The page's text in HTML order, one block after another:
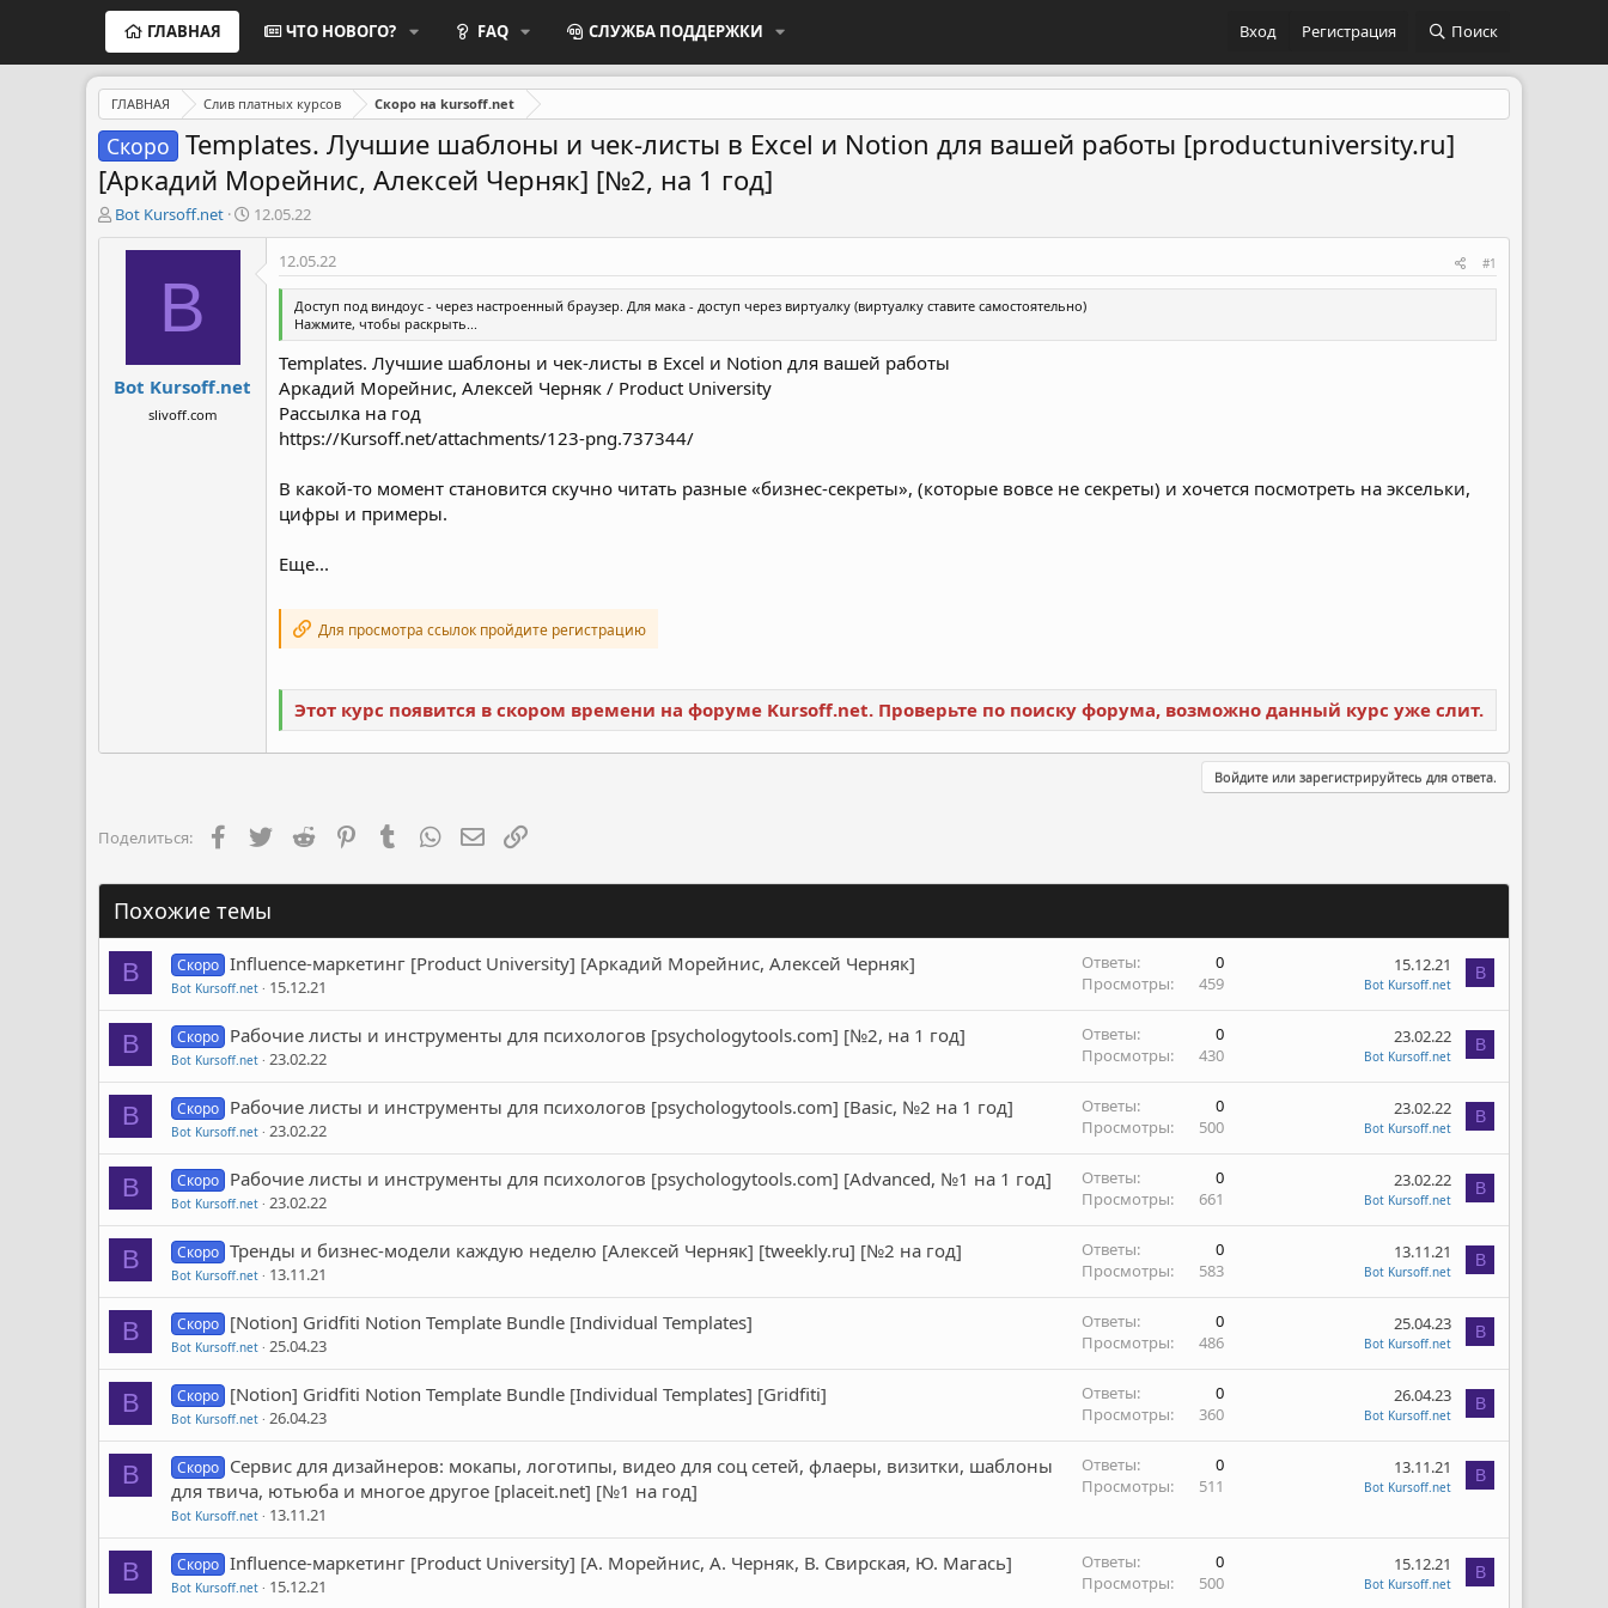
ГЛАВНАЯ ЧТО НОВОГО? FAQ СЛУЖБА ПОДДЕРЖКИ Вход Регистрация Поиск
ГЛАВНАЯ Слив платных курсов Скоро на kursoff.net
Скоро Templates. Лучшие шаблоны и чек-листы в Excel и Notion для вашей работы [productuniversity.ru]
[Аркадий Морейнис, Алексей Черняк] [№2, на 1 год]
А
в
ы
Bot Kursoff.net
Д
а
а
12.05.22
B
Bot Kursoff.net
slivoff.com
12.05.22 #1
Доступ под виндоус - через настроенный браузер. Для мака - доступ через виртуалку (виртуалку ставите самостоятельно)
Нажмите, чтобы раскрыть...
Templates. Лучшие шаблоны и чек-листы в Excel и Notion для вашей работы
Аркадий Морейнис, Алексей Черняк / Product University
Рассылка на год
https://Kursoff.net/attachments/123-png.737344/
В какой-то момент становится скучно читать разные «бизнес-секреты», (которые вовсе не секреты) и хочется посмотреть на эксельки,
цифры и примеры.
Еще...
Для просмотра ссылок пройдите регистрацию
Этот курс появится в скором времени на форуме Kursoff.net. Проверьте по поиску форума, возможно данный курс уже слит.
Войдите или зарегистрируйтесь для ответа.
Поделиться: FacebookTwitter Reddit PinterestTumblr WhatsAppЭлектронная почта
Похожие темы
B Скоро Influence-маркетинг [Product University] [Аркадий Морейнис, Алексей Черняк]
Bot Kursoff.net 15.12.21
Ответы
0
Просмотры
459
15.12.21
Bot Kursoff.net
B
B Скоро Рабочие листы и инструменты для психологов [psychologytools.com] [№2, на 1 год]
Bot Kursoff.net 23.02.22
Ответы
0
Просмотры
430
23.02.22
Bot Kursoff.net
B
B Скоро Рабочие листы и инструменты для психологов [psychologytools.com] [Basic, №2 на 1 год]
Bot Kursoff.net 23.02.22
Ответы
0
Просмотры
500
23.02.22
Bot Kursoff.net
B
B Скоро Рабочие листы и инструменты для психологов [psychologytools.com] [Advanced, №1 на 1 год]
Bot Kursoff.net 23.02.22
Ответы
0
Просмотры
661
23.02.22
Bot Kursoff.net
B
B Скоро Тренды и бизнес-модели каждую неделю [Алексей Черняк] [tweekly.ru] [№2 на год]
Bot Kursoff.net 13.11.21
Ответы
0
Просмотры
583
13.11.21
Bot Kursoff.net
B
B Скоро [Notion] Gridfiti Notion Template Bundle [Individual Templates]
Bot Kursoff.net 25.04.23
Ответы
0
Просмотры
486
25.04.23
Bot Kursoff.net
B
B Скоро [Notion] Gridfiti Notion Template Bundle [Individual Templates] [Gridfiti]
Bot Kursoff.net 26.04.23
Ответы
0
Просмотры
360
26.04.23
Bot Kursoff.net
B
B Скоро Сервис для дизайнеров: мокапы, логотипы, видео для соц сетей, флаеры, визитки, шаблоны
для твича, ютьюба и многое другое [placeit.net] [№1 на год]
Bot Kursoff.net 13.11.21
Ответы
0
Просмотры
511
13.11.21
Bot Kursoff.net
B
B Скоро Influence-маркетинг [Product University] [А. Морейнис, А. Черняк, В. Свирская, Ю. Магась]
Bot Kursoff.net 15.12.21
Ответы
0
Просмотры
500
15.12.21
Bot Kursoff.net
B